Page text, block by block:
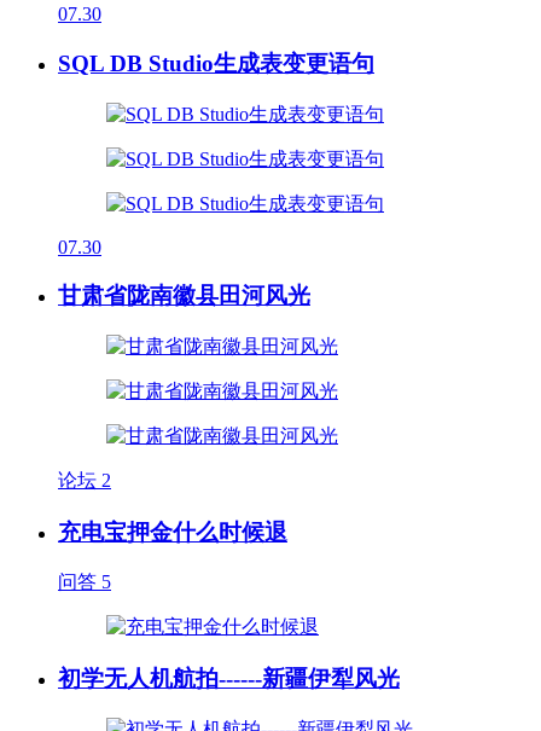
07.30
SQL DB Studio生成表变更语句
07.30
甘肃省陇南徽县田河风光
论坛 2
充电宝押金什么时候退
问答 5
初学无人机航拍------新疆伊犁风光